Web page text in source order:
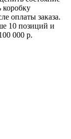
коробку
оплаты заказа.
10 позиций и
000 р.